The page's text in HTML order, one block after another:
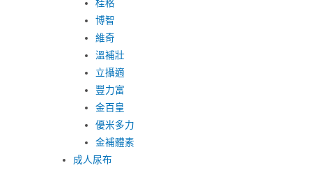
桂格
博智
維奇
溫補壯
立攝適
豐力富
金百皇
優米多力
金補體素
成人尿布